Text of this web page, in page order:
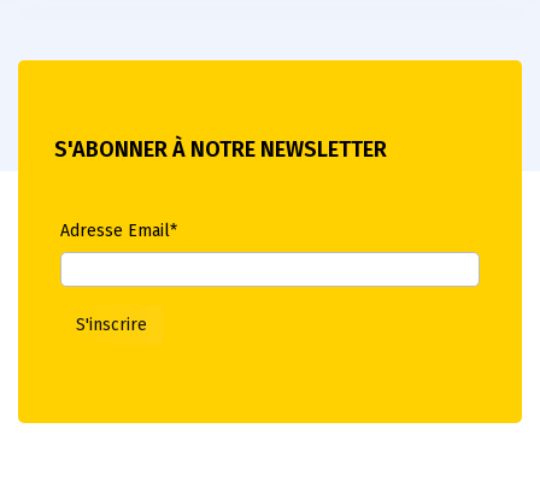
S'ABONNER À NOTRE NEWSLETTER
Adresse Email*